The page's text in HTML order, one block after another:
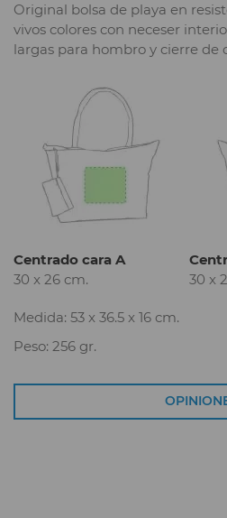
Original bolsa de playa en
vivos colores con neceser
largas para hombro y cierre de
Centrado cara A
30 x 26 cm.
30 x
Medida: 53 x 36.5 x 16 cm.
Peso: 256 gr.